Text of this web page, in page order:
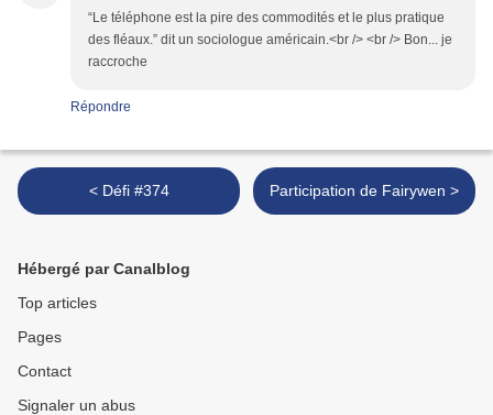
“Le téléphone est la pire des commodités et le plus pratique
des fléaux.” dit un sociologue américain.<br /> <br /> Bon... je
raccroche
Répondre
< Défi #374 Participation de Fairywen >
Hébergé par Canalblog
Top articles
Pages
Contact
Signaler un abus